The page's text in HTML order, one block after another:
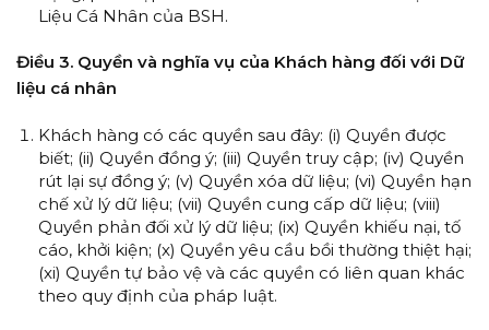
Liệu Cá Nhân của BSH.
Điều 3. Quyền và nghĩa vụ của Khách hàng đối với Dữ
liệu cá nhân
Khách hàng có các quyền sau đây: (i) Quyền được
biết; (ii) Quyền đồng ý; (iii) Quyền truy cập; (iv) Quyền
rút lại sự đồng ý; (v) Quyền xóa dữ liệu; (vi) Quyền hạn
chế xử lý dữ liệu; (vii) Quyền cung cấp dữ liệu; (viii)
Quyền phản đối xử lý dữ liệu; (ix) Quyền khiếu nại, tố
cáo, khởi kiện; (x) Quyền yêu cầu bồi thường thiệt hại;
(xi) Quyền tự bảo vệ và các quyền có liên quan khác
theo quy định của pháp luật.